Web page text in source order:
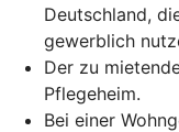
Deutschland,
gewerblich
Der zu
Pflegeheim.
Bei einer